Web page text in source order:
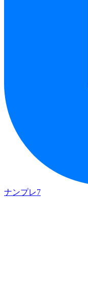
ナンプレ7